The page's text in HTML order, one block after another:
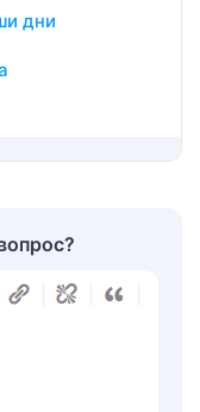
дни